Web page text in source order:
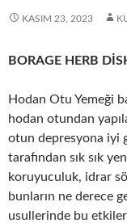
KASIM 23, 2023
BORAGE HERB
Hodan Otu Yemeği
hodan otundan
otun depresyona iyi
tarafından sık sık
koruyuculuk, idrar
bunların ne derece
usullerinde bu